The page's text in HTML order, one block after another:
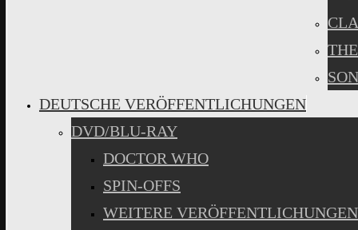
DEUTSCHE VERÖFFENTLICHUNGEN
DVD/BLU-RAY
DOCTOR WHO
SPIN-OFFS
WEITERE VERÖFFENTLICHUNGEN